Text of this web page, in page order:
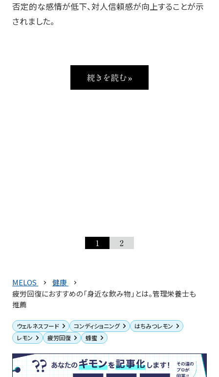
否定的な感情が低下、対人信頼感が向上することが示
されました。
続きを読む »
1 2
MELOS
健康
疲労回復におすすめの「身近な飲み物」とは。管理栄養士も
推薦
ウェルネスフード コンディショニング
はちみつレモン
レモン
疲労回復 蜂蜜